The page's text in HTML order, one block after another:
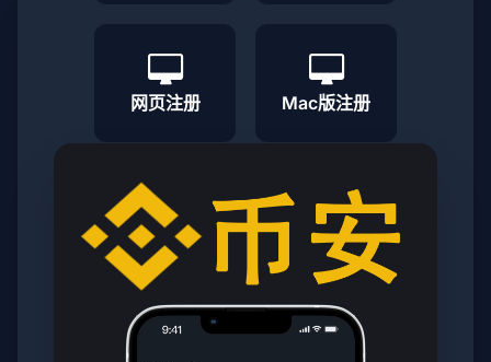
网页注册 Mac版注册